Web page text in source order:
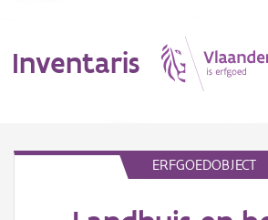
Inventaris
ERFGOEDOBJECT